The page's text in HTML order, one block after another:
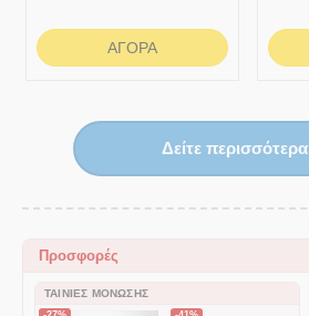
ΑΓΟΡΆ
Δείτε περισσότερα
Προσφορές
ΤΑΙΝΊΕΣ ΜΌΝΩΣΗΣ